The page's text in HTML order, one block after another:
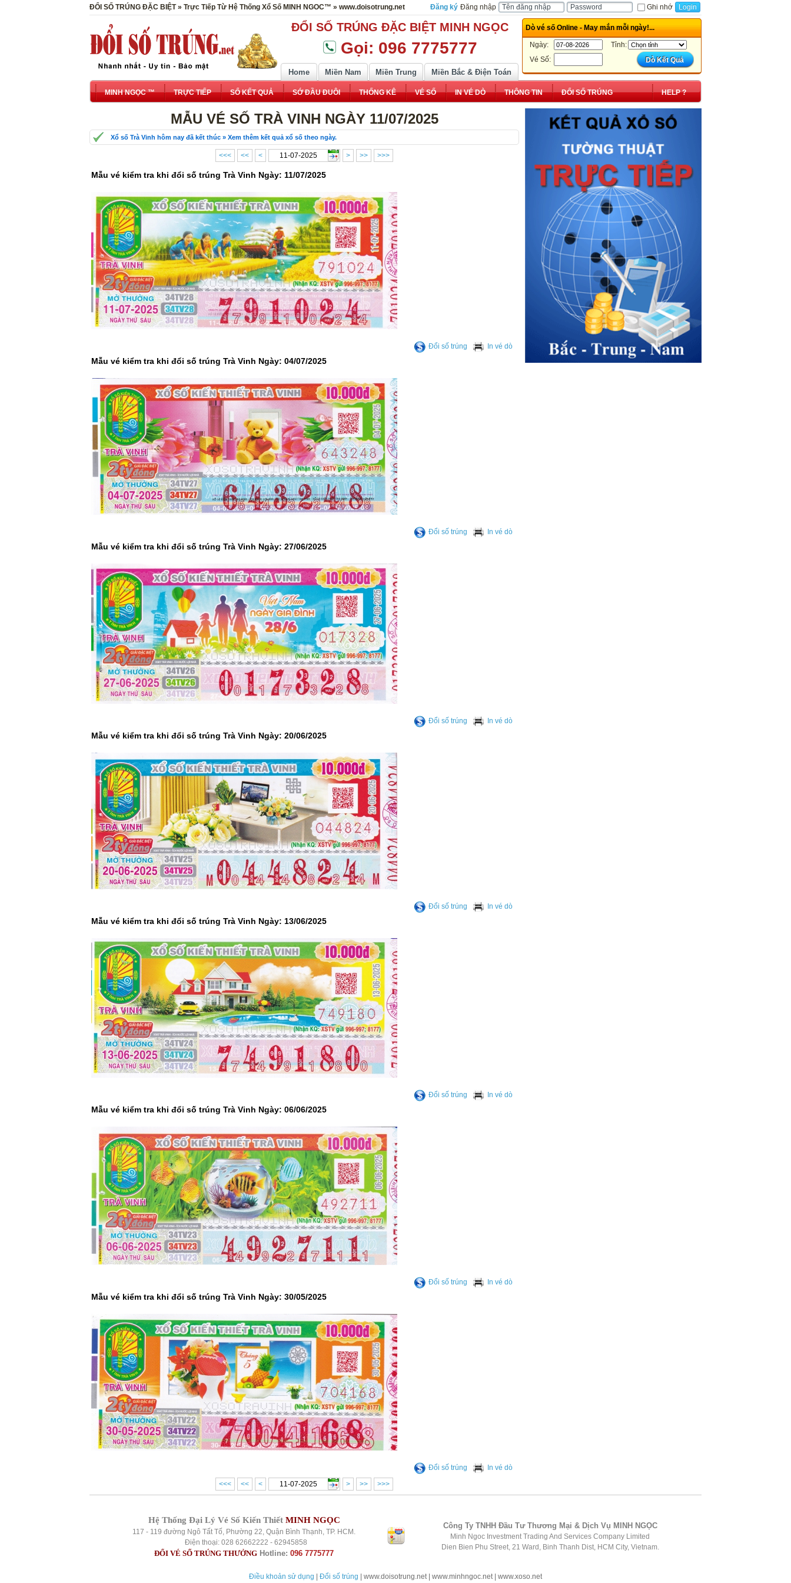
ĐỔI SỐ TRÚNG ĐẶC BIỆT » Trực Tiếp Từ Hệ Thống Xổ Số MINH NGOC™ » www.doisotrung.net Đăng ký Đăng nhập Ghi nhớ
ĐỔI SỐ TRÚNG ĐẶC BIỆT MINH NGỌC
Gọi: 096 7775777
Dò vé số Online - May mắn mỗi ngày!...
Ngày:
Tỉnh:
Vé Số:
Home Miền Nam Miền Trung Miền Bắc & Điện Toán
MINH NGỌC ™ TRỰC TIẾP SỔ KẾT QUẢ SỚ ĐẦU ĐUÔI THỐNG KÊ VÉ SỐ IN VÉ DÒ THÔNG TIN ĐỔI SỐ TRÚNG HELP ?
MẪU VÉ SỐ TRÀ VINH NGÀY 11/07/2025
Xổ số Trà Vinh hôm nay đã kết thúc » Xem thêm kết quả xổ số theo ngày.
<<< << < > >> >>>
Mẫu vé kiểm tra khi đổi số trúng Trà Vinh Ngày: 11/07/2025
Đổi số trúng In vé dò
Mẫu vé kiểm tra khi đổi số trúng Trà Vinh Ngày: 04/07/2025
Đổi số trúng In vé dò
Mẫu vé kiểm tra khi đổi số trúng Trà Vinh Ngày: 27/06/2025
Đổi số trúng In vé dò
Mẫu vé kiểm tra khi đổi số trúng Trà Vinh Ngày: 20/06/2025
Đổi số trúng In vé dò
Mẫu vé kiểm tra khi đổi số trúng Trà Vinh Ngày: 13/06/2025
Đổi số trúng In vé dò
Mẫu vé kiểm tra khi đổi số trúng Trà Vinh Ngày: 06/06/2025
Đổi số trúng In vé dò
Mẫu vé kiểm tra khi đổi số trúng Trà Vinh Ngày: 30/05/2025
Đổi số trúng
In vé dò
<<<
<< < > >> >>>
Hệ Thống Đại Lý Vé Số Kiến Thiết MINH NGỌC
117 - 119 đường Ngô Tất Tố, Phường 22, Quận Bình Thạnh, TP. HCM.
Điện thoại: 028 62662222 - 62945858
ĐỔI VÉ SỐ TRÚNG THƯỞNG Hotline: 096 7775777
Công Ty TNHH Đầu Tư Thương Mại & Dịch Vụ MINH NGỌC
Minh Ngoc Investment Trading And Services Company Limited
Dien Bien Phu Street, 21 Ward, Binh Thanh Dist, HCM City, Vietnam.
Điều khoản sử dụng Đổi số trúng | www.doisotrung.net | www.minhngoc.net | www.xoso.net